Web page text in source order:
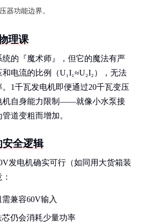
器功能边界。
理课
的『魔术师』，但它的魔法有严
电流的比例（U₁I₁≈U₂I₂），无法
1千瓦发电机即便通过20千瓦变压
机自身能力限制——就像小水泵接
道变粗而增加。
全逻辑
发电机确实可行（如同用大货箱装
兼容60V输入
芯仍会消耗少量功率